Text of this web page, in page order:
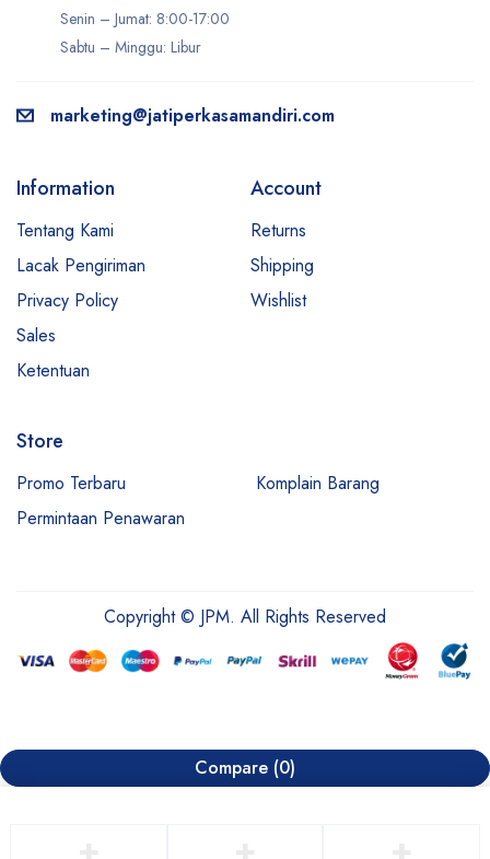
Senin – Jumat: 8:00-17:00
Sabtu – Minggu: Libur
marketing@jatiperkasamandiri.com
Information
Tentang Kami
Lacak Pengiriman
Privacy Policy
Sales
Ketentuan
Account
Returns
Shipping
Wishlist
Store
Promo Terbaru
Komplain Barang
Permintaan Penawaran
Copyright © JPM. All Rights Reserved
Compare (0)